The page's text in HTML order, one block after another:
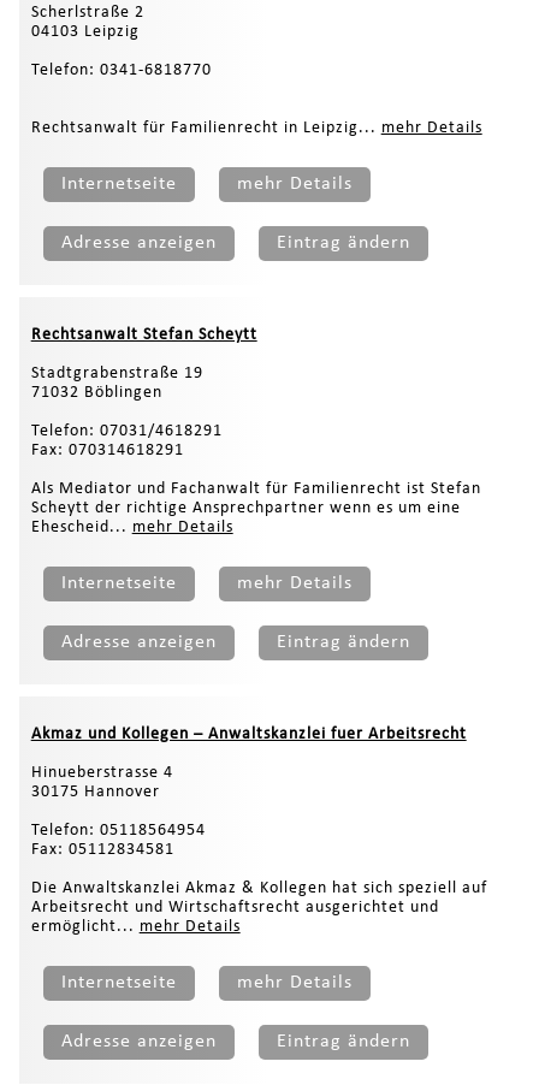
Scherlstraße 2
04103 Leipzig
Telefon: 0341-6818770
Rechtsanwalt für Familienrecht in Leipzig... mehr Details
Internetseite mehr Details
Adresse anzeigen Eintrag ändern
Rechtsanwalt Stefan Scheytt
Stadtgrabenstraße 19
71032 Böblingen
Telefon: 07031/4618291
Fax: 070314618291
Als Mediator und Fachanwalt für Familienrecht ist Stefan
Scheytt der richtige Ansprechpartner wenn es um eine
Ehescheid... mehr Details
Internetseite mehr Details
Adresse anzeigen Eintrag ändern
Akmaz und Kollegen – Anwaltskanzlei fuer Arbeitsrecht
Hinueberstrasse 4
30175 Hannover
Telefon: 05118564954
Fax: 05112834581
Die Anwaltskanzlei Akmaz & Kollegen hat sich speziell auf
Arbeitsrecht und Wirtschaftsrecht ausgerichtet und
ermöglicht... mehr Details
Internetseite mehr Details
Adresse anzeigen Eintrag ändern